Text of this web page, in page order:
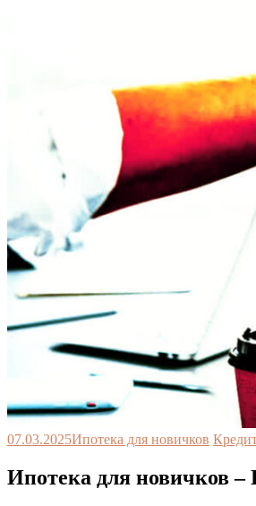
07.03.2025Ипотека для новичков
Ипотека для новичков –